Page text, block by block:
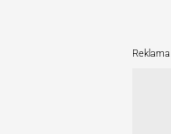
Reklama